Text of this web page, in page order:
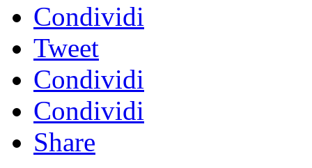
Condividi
Tweet
Condividi
Condividi
Share